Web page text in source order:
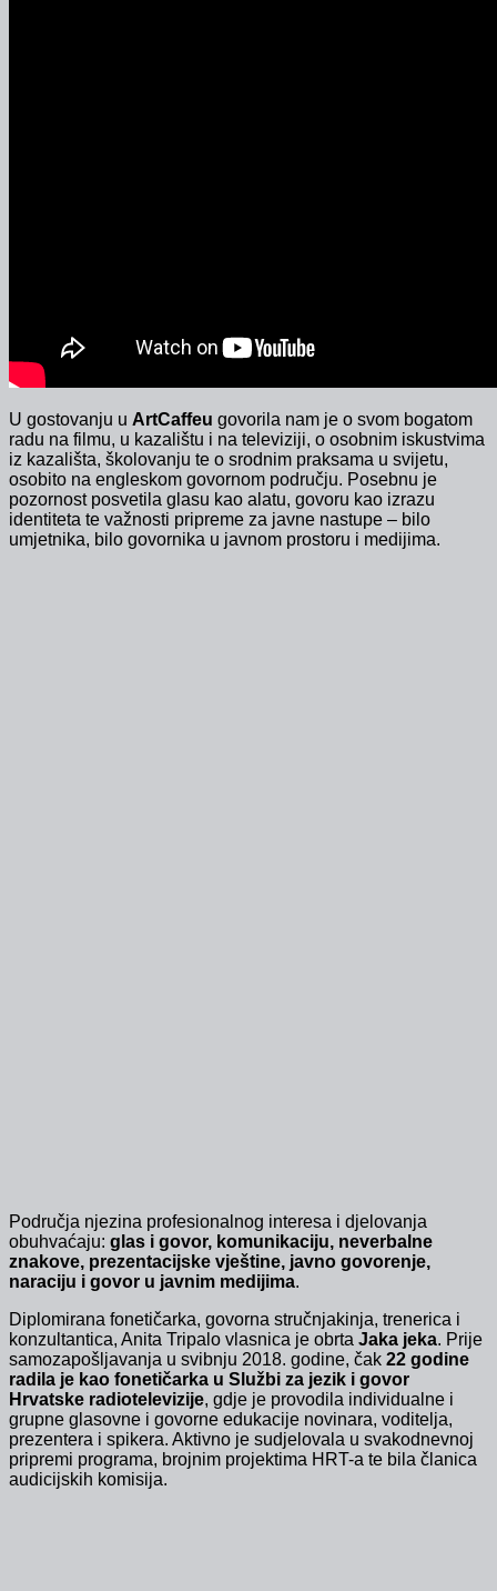
U gostovanju u ArtCaffeu govorila nam je o svom bogatom
radu na filmu, u kazalištu i na televiziji, o osobnim iskustvima
iz kazališta, školovanju te o srodnim praksama u svijetu,
osobito na engleskom govornom području. Posebnu je
pozornost posvetila glasu kao alatu, govoru kao izrazu
identiteta te važnosti pripreme za javne nastupe – bilo
umjetnika, bilo govornika u javnom prostoru i medijima.
Područja njezina profesionalnog interesa i djelovanja
obuhvaćaju: glas i govor, komunikaciju, neverbalne
znakove, prezentacijske vještine, javno govorenje,
naraciju i govor u javnim medijima.
Diplomirana fonetičarka, govorna stručnjakinja, trenerica i
konzultantica, Anita Tripalo vlasnica je obrta Jaka jeka. Prije
samozapošljavanja u svibnju 2018. godine, čak 22 godine
radila je kao fonetičarka u Službi za jezik i govor
Hrvatske radiotelevizije, gdje je provodila individualne i
grupne glasovne i govorne edukacije novinara, voditelja,
prezentera i spikera. Aktivno je sudjelovala u svakodnevnoj
pripremi programa, brojnim projektima HRT-a te bila članica
audicijskih komisija.